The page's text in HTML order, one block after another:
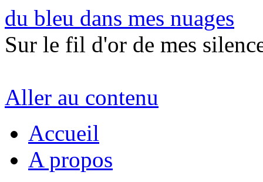
du bleu dans mes nuages
Sur le fil d'or de mes
Aller au contenu
Accueil
A propos